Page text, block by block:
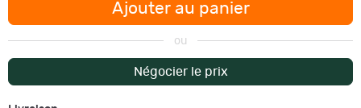
Ajouter au panier
ou
Négocier le prix